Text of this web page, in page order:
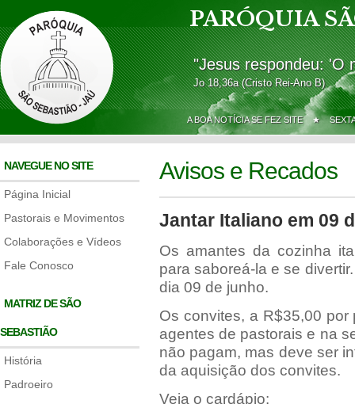
PARÓQUIA
"Jesus respondeu: 'O
Jo 18,36a (Cristo Rei-Ano B)
A BOA NOTÍCIA SE FEZ SITE ★
NAVEGUE NO SITE
Página Inicial
Pastorais e Movimentos
Colaborações e Vídeos
Fale Conosco
MATRIZ DE SÃO
SEBASTIÃO
História
Padroeiro
Avisos e Recados
Jantar Italiano em 09
Os amantes da cozinha
para saboreá-la e se
dia 09 de junho.
Os convites, a R$35,00
agentes de pastorais e na
não pagam, mas deve ser
da aquisição dos convites.
Veja o cardápio: